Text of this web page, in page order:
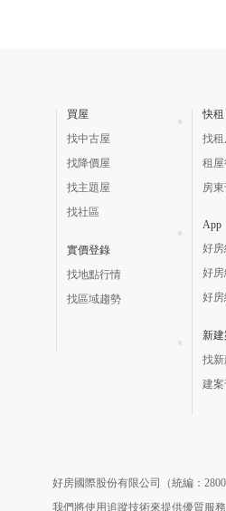
買屋
找中古屋
找降價屋
找主題屋
找社區
實價登錄
找地點行情
找區域趨勢
快租
找租
租
房
App
好
好
好
新建
找新
建
好房國際股份有限公司（統編：
我們將使用追蹤技術來提供優質服